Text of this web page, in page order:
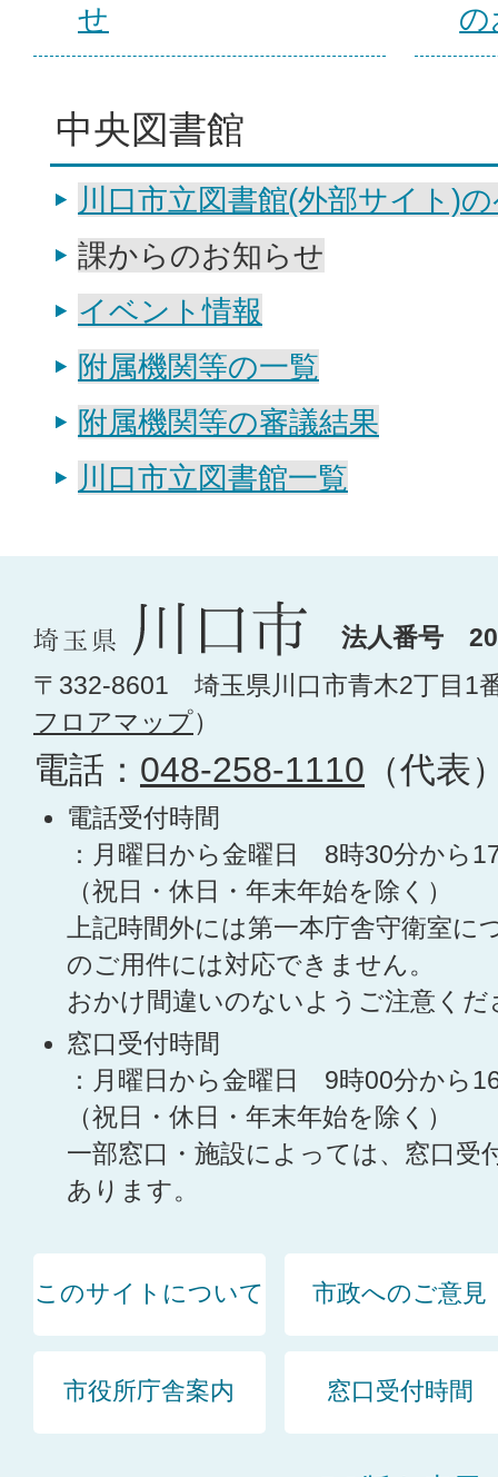
せ
の
中央図書館
川口市立図書館(外部サイト)
課からのお知らせ
イベント情報
附属機関等の一覧
附属機関等の審議結果
川口市立図書館一覧
法人番号
〒332-8601 埼玉県川口市青木2丁目1
フロアマップ）
電話： 048-258-1110 （代表
電話受付時間
：月曜日から金曜日 8時30分から
（祝日・休日・年末年始を除く）
上記時間外には第一本庁舎守衛室に
のご用件には対応できません。
おかけ間違いのないようご注意くだ
窓口受付時間
：月曜日から金曜日 9時00分から
（祝日・休日・年末年始を除く）
一部窓口・施設によっては、窓口受
あります。
このサイトについて 市政へのご意見
市役所庁舎案内 窓口受付時間